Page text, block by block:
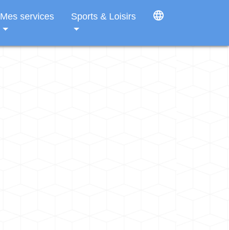
Mes services Sports & Loisirs language